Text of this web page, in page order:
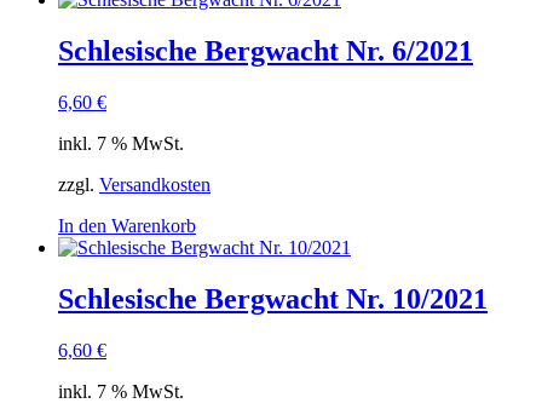
Schlesische Bergwacht Nr. 6/2021
6,60 €
inkl. 7 % MwSt.
zzgl. Versandkosten
In den Warenkorb
Schlesische Bergwacht Nr. 10/2021
6,60 €
inkl. 7 % MwSt.